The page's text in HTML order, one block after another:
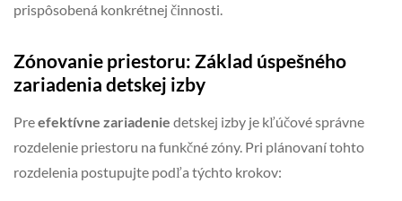
prispôsobená konkrétnej činnosti.
Zónovanie priestoru: Základ úspešného
zariadenia detskej izby
Preefektívne zariadenie detskej izby je kľúčové správne
rozdelenie priestoru na funkčné zóny. Pri plánovaní tohto
rozdelenia postupujte podľa týchto krokov: